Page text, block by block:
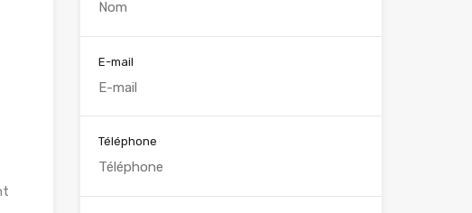
E-mail
Téléphone